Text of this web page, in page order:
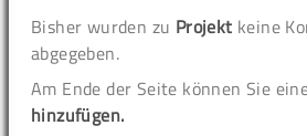
Bisher wurden zu Projekt keine
abgegeben.
Am Ende der Seite können Sie
hinzufügen.